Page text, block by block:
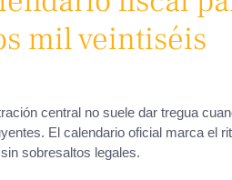
mil veintiséis
central no suele dar tregua
El calendario oficial marca el
sobresaltos legales.